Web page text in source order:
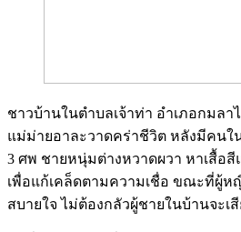
ชาวบ้านในตำบลเจ้าท่า อำเภอกมลา
แม่ม่ายอาละวาดคร่าชีวิต หลังมีคน
3 ศพ ชายหนุ่มต่างหวาดผวา หาเสื้อ
เพื่อแก้เคล็ดตามความเชื่อ ขณะที่ผู้ห
สบายใจ ไม่ต้องกลัวผู้ชายในบ้านจะเ